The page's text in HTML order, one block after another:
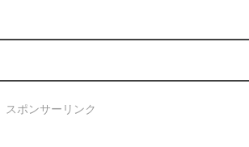
スポンサーリンク